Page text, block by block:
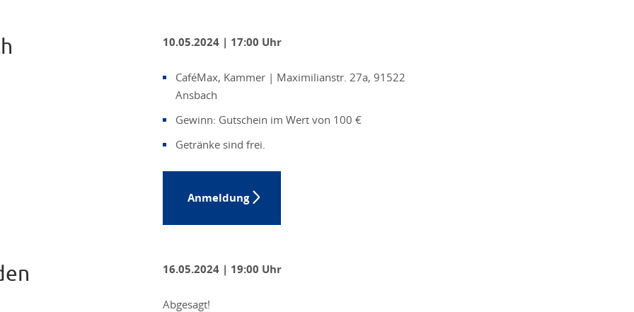
10.05.2024 | 17:00 Uhr
CaféMax, Kammer | Maximilianstr. 27a, 91522
Ansbach
Gewinn: Gutschein im Wert von 100 €
Getränke sind frei.
Anmeldung
16.05.2024 | 19:00 Uhr
Abgesagt!